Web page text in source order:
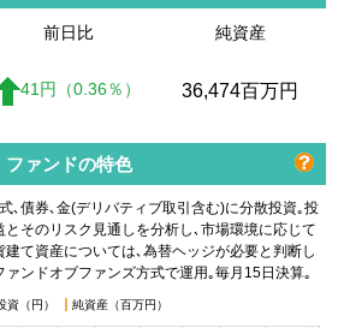
前日比 純資産
41 円 （0.36％ ） 36,474百万円
ファンドの特色
､債券､金(デリバティブ取引含む)に分散投資｡投
そのリスク見通しを分析し､市場環境に応じて
て資産については､為替ヘッジが必要と判断し
ンドオブファンズ方式で運用｡毎月15日決算｡
資（円） 純資産（百万円）